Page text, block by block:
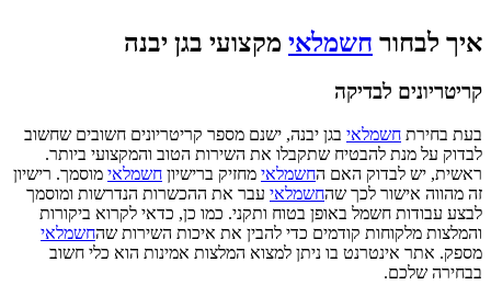
איך לבחור חשמלאי מקצועי בגן יבנה
קריטריונים לבדיקה
בעת בחירת חשמלאי בגן יבנה, ישנם מספר קריטריונים חשובים שחשוב
לבדוק על מנת להבטיח שתקבלו את השירות הטוב והמקצועי ביותר.
ראשית, יש לבדוק האם החשמלאי מחזיק ברישיון חשמלאי מוסמך. רישיון
זה מהווה אישור לכך שהחשמלאי עבר את ההכשרות הנדרשות ומוסמך
לבצע עבודות חשמל באופן בטוח ותקני. כמו כן, כדאי לקרוא ביקורות
והמלצות מלקוחות קודמים כדי להבין את איכות השירות שהחשמלאי
מספק. אתר אינטרנט בו ניתן למצוא המלצות אמינות הוא כלי חשוב
בבחירה שלכם.